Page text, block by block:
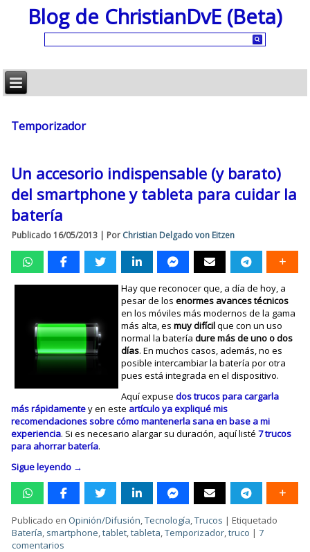
Blog de ChristianDvE (Beta)
Temporizador
Un accesorio indispensable (y barato)
del smartphone y tableta para cuidar la
batería
Publicado 16/05/2013 | Por Christian Delgado von Eitzen
Hay que reconocer que, a día de hoy, a
pesar de los enormes avances técnicos
en los móviles más modernos de la gama
más alta, es muy difícilque con un uso
normal la batería dure más de uno o dos
días. En muchos casos, además, no es
posible intercambiar la batería por otra
pues está integrada en el dispositivo.
Aquí expuse dos trucos para cargarla
más rápidamentey en este artículo ya expliqué mis
recomendaciones sobre cómo mantenerla sana en base a mi
experiencia. Si es necesario alargar su duración, aquí listé7 trucos
para ahorrar batería.
Sigue leyendo →
Publicado en Opinión/Difusión,Tecnología,Trucos |Etiquetado
Batería, smartphone,tablet,tableta,Temporizador,truco |7
comentarios